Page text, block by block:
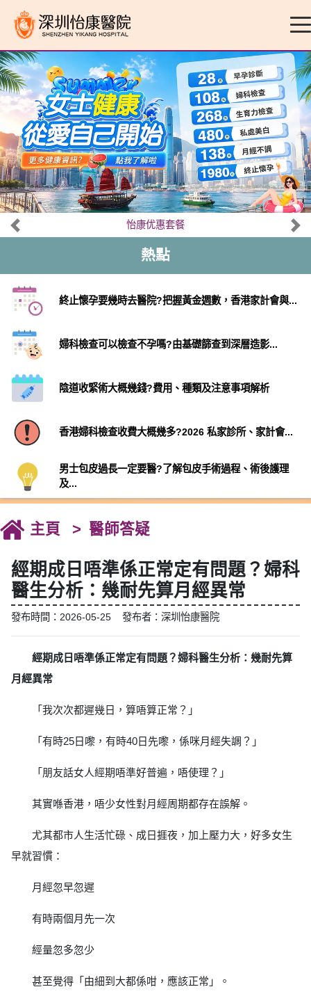
怡康优惠套餐
熱點
終止懷孕要幾時去醫院?把握黃金週數，香港家計會與...
婦科檢查可以檢查不孕嗎?由基礎篩查到深層造影...
陰道收緊術大概幾錢?費用、種類及注意事項解析
香港婦科檢查收費大概幾多?2026 私家診所、家計會...
男士包皮過長一定要醫?了解包皮手術過程、術後護理
及...
主頁 醫師答疑
經期成日唔準係正常定有問題？婦科
醫生分析：幾耐先算月經異常
發布時間：2026-05-25 發布者：深圳怡康醫院
經期成日唔準係正常定有問題？婦科醫生分析：幾耐先算
月經異常
「我次次都遲幾日，算唔算正常？」
「有時25日嚟，有時40日先嚟，係咪月經失調？」
「朋友話女人經期唔準好普遍，唔使理？」
其實喺香港，唔少女性對月經周期都存在誤解。
尤其都市人生活忙碌、成日捱夜，加上壓力大，好多女生
早就習慣：
月經忽早忽遲
有時兩個月先一次
經量忽多忽少
甚至覺得「由細到大都係咁，應該正常」。